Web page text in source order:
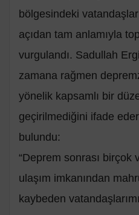
bölgesindeki
açıdan tam anlamıyla
vurgulandı. Sadullah
zamana rağmen
yönelik kapsamlı bir
geçirilmediğini ifade
bulundu:
“Deprem sonrası birçok
ulaşım imkanından
kaybeden